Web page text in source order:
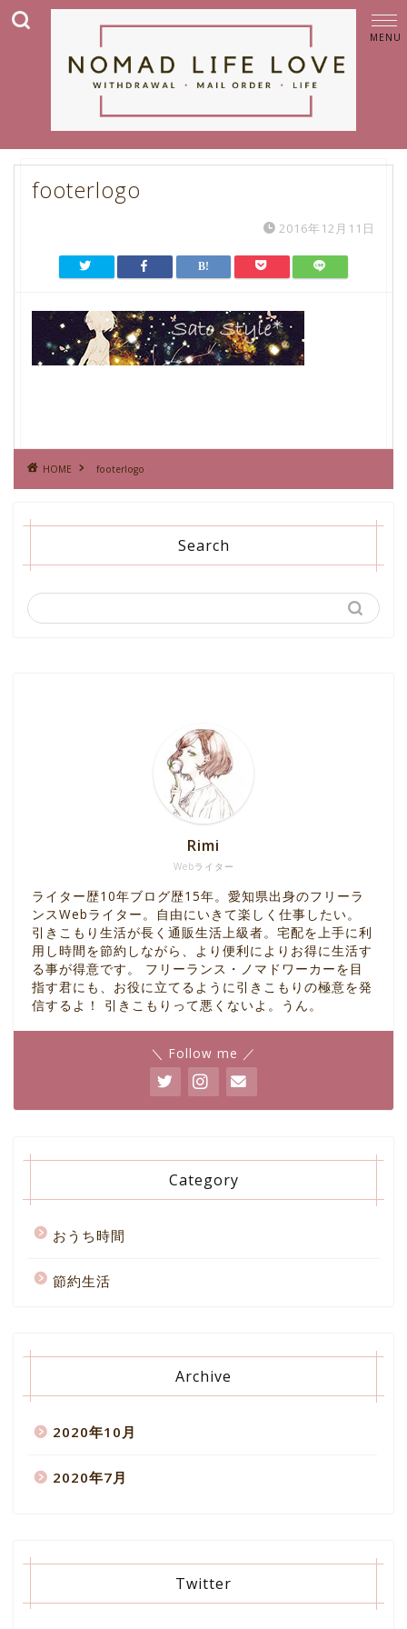
footerlogo
2016年12月11日
HOME footerlogo
Search
Webライター
Rimi
ライター歴10年ブログ歴15年。愛知県出身のフリーラ
ンスWebライター。自由にいきて楽しく仕事したい。
引きこもり生活が長く通販生活上級者。宅配を上手に利
用し時間を節約しながら、より便利によりお得に生活す
る事が得意です。 フリーランス・ノマドワーカーを目
指す君にも、お役に立てるように引きこもりの極意を発
信するよ！ 引きこもりって悪くないよ。うん。
＼ Follow me ／
Category
おうち時間
節約生活
Archive
2020年10月
2020年7月
Twitter